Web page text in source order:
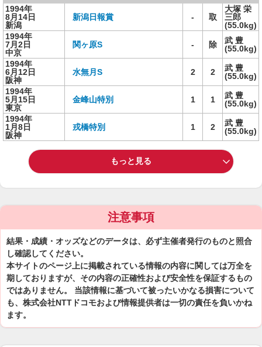
1994年
8月14日
新潟
新潟日報賞 - 取
大塚 栄
三郎
(55.0kg)
1994年
7月2日
中京
関ヶ原S - 除
武 豊
(55.0kg)
1994年
6月12日
阪神
水無月S 2 2
武 豊
(55.0kg)
1994年
5月15日
東京
金峰山特別 1 1
武 豊
(55.0kg)
1994年
1月8日
阪神
戎橋特別 1 2
武 豊
(55.0kg)
もっと見る
注意事項
結果・成績・オッズなどのデータは、必ず主催者発行のものと照合
し確認してください。
本サイトのページ上に掲載されている情報の内容に関しては万全を
期しておりますが、その内容の正確性および安全性を保証するもの
ではありません。 当該情報に基づいて被ったいかなる損害について
も、株式会社NTTドコモおよび情報提供者は一切の責任を負いかね
ます。